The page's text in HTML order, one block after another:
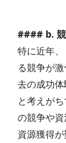
#### b.
特に近年
る競争が
去の成功体
と考えが
の競争や資
資源獲得が